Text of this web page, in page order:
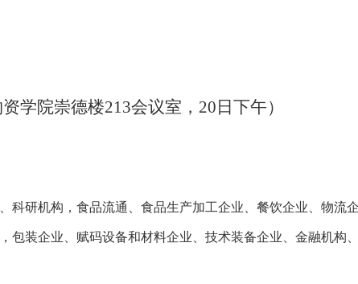
学院崇德楼213会议室，20日下午）
科研机构，食品流通、食品生产加工企业、餐饮企业、物流
包装企业、赋码设备和材料企业、技术装备企业、金融机构